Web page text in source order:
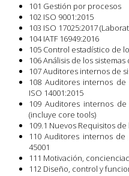
101 Gestión por procesos
102 ISO 9001:2015
103 ISO 17025:2017
104 IATF 16949:2016
105 Control estadístico de
106 Análisis de los
107 Auditores internos de
108 Auditores internos
ISO 14001:2015
109 Auditores internos de
(incluye core tools)
109.1 Nuevos Requisitos de
110 Auditores internos
45001
111 Motivación,
112 Diseño, control y